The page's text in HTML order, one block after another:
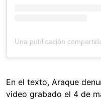
En el texto, Araque
video grabado el 4 de